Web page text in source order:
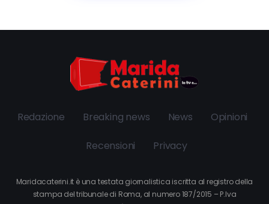
Redazione Breaking news News Opinioni
Recensioni Privacy
Maridacaterini.it è una testata giornalistica iscritta al registro della
stampa del tribunale di Roma, al numero 187/2015 – P.Iva